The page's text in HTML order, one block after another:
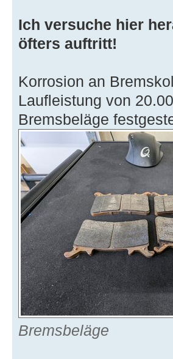
Ich versuche hier
öfters auftritt!
Korrosion an
Laufleistung von
Bremsbeläge
Bremsbeläge